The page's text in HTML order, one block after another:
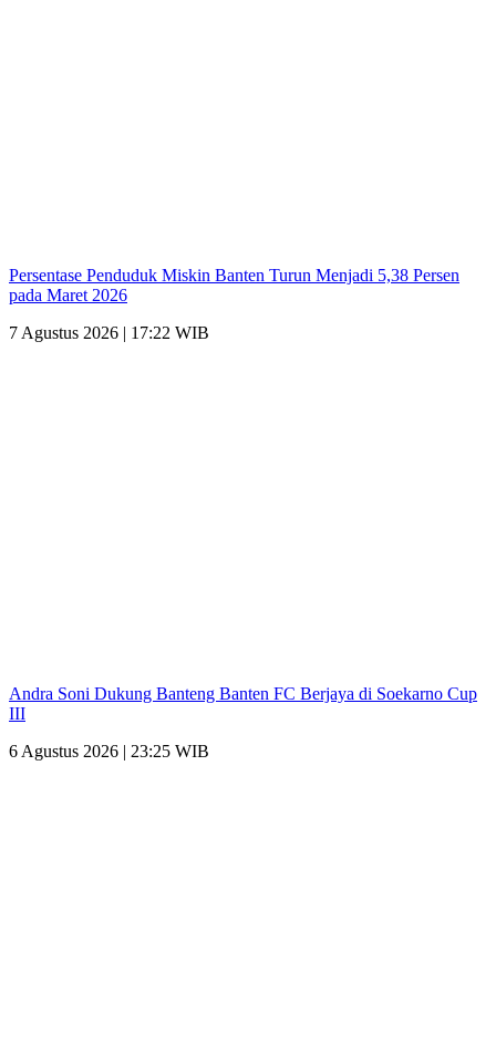
Persentase Penduduk Miskin Banten Turun Menjadi 5,38 Persen
pada Maret 2026
7 Agustus 2026 | 17:22 WIB
Andra Soni Dukung Banteng Banten FC Berjaya di Soekarno Cup
III
6 Agustus 2026 | 23:25 WIB